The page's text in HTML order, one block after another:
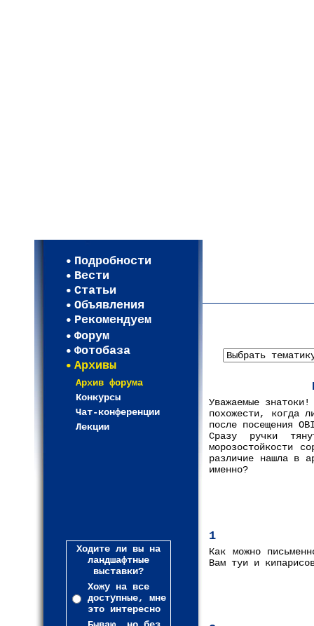
Подробности
Вести
Статьи
Объявления
Рекомендуем
Форум
Фотобаза
Архивы
Архив форума
Конкурсы
Чат-конференции
Лекции
Ходите ли вы на
ландшафтные
выставки?
Хожу на все
доступные, мне
это интересно
Уважаемые
похожести, когда
после посещения
Сразу ручки
морозостойкости
различие нашла в
именно?
1
Как можно
Вам туи и